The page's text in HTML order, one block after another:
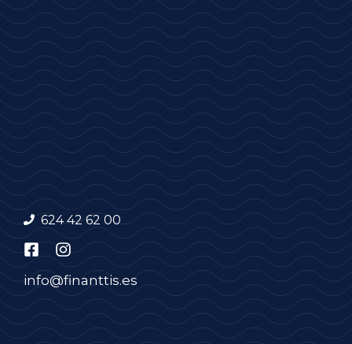
624 42 62 00
info@finanttis.es